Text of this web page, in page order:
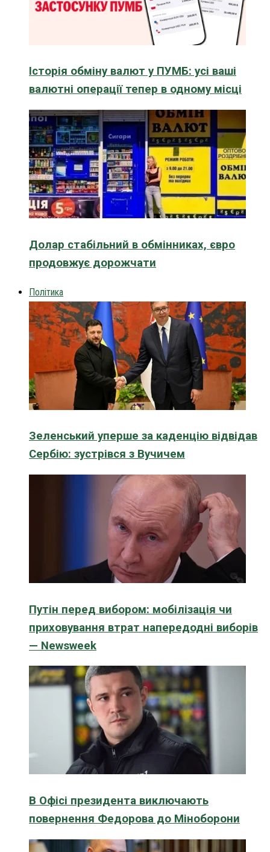
Історія обміну валют у ПУМБ: усі ваші
валютні операції тепер в одному місці
Долар стабільний в обмінниках, євро
продовжує дорожчати
Політика
Зеленський уперше за каденцію відвідав
Сербію: зустрівся з Вучичем
Путін перед вибором: мобілізація чи
приховування втрат напередодні виборів
— Newsweek
В Офісі президента виключають
повернення Федорова до Міноборони